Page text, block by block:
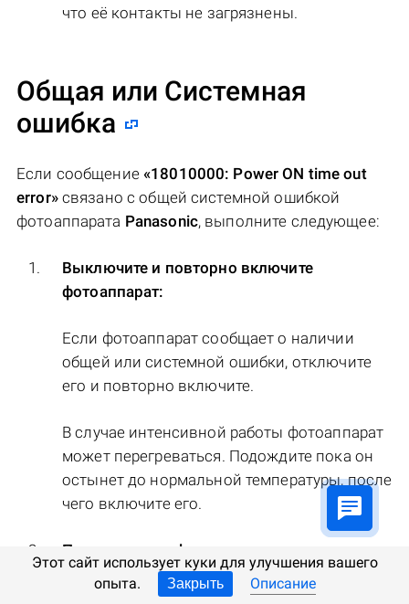
что её контакты не загрязнены.
Общая или Системная
ошибка
Если сообщение «18010000: Power ON time out
error»связано с общей системной ошибкой
фотоаппарата Panasonic, выполните следующее:
Выключите и повторно включите
фотоаппарат:
Если фотоаппарат сообщает о наличии
общей или системной ошибки, отключите
его и повторно включите.
В случае интенсивной работы фотоаппарат
может перегреваться. Подождите пока он
остынет до нормальной температуры, после
чего включите его.
Перезагрузите фотоаппарат:
Для перезагрузки фотоаппарата выключите
Этот сайт использует куки для улучшения вашего
опыта.
Закрыть Описание